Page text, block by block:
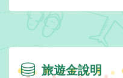
旅遊金說明